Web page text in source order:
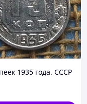
1935 года. СССР